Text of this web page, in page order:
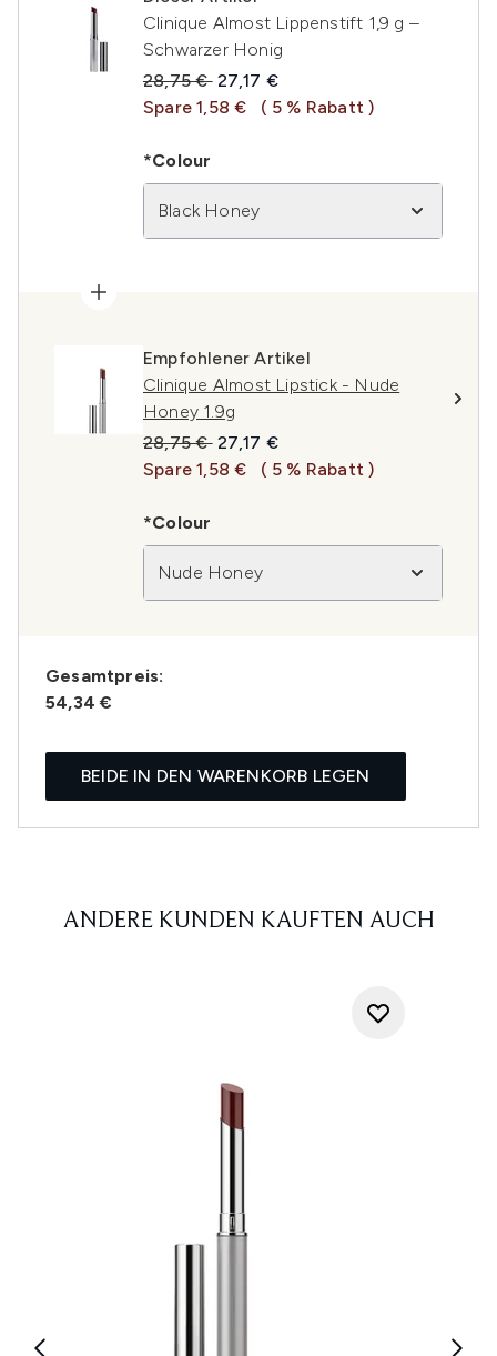
Clinique Almost Lippenstift 1,9 g –
Schwarzer Honig
Unverbindliche Preisempfehlung:
28,75 € Aktueller Preis:
27,17 €
Spare 1,58 €
( 5 % Rabatt )
*Colour
Black Honey
Empfohlener Artikel
Clinique Almost Lipstick - Nude
Honey 1.9g
Unverbindliche Preisempfehlung:
28,75 € Aktueller Preis:
27,17 €
Spare 1,58 €
( 5 % Rabatt )
*Colour
Nude Honey
Gesamtpreis:
54,34 €
BEIDE IN DEN WARENKORB LEGEN
ANDERE KUNDEN KAUFTEN AUCH